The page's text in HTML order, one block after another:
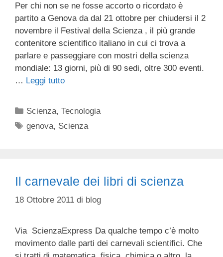
Per chi non se ne fosse accorto o ricordato è
partito a Genova da dal 21 ottobre per chiudersi il 2
novembre il Festival della Scienza , il più grande
contenitore scientifico italiano in cui ci trova a
parlare e passeggiare con mostri della scienza
mondiale: 13 giorni, più di 90 sedi, oltre 300 eventi.
… Leggi tutto
Categorie
Scienza,Tecnologia
Tag
genova, Scienza
Il carnevale dei libri di scienza
18 Ottobre 2011 di blog
Via ScienzaExpress Da qualche tempo c’è molto
movimento dalle parti dei carnevali scientifici. Che